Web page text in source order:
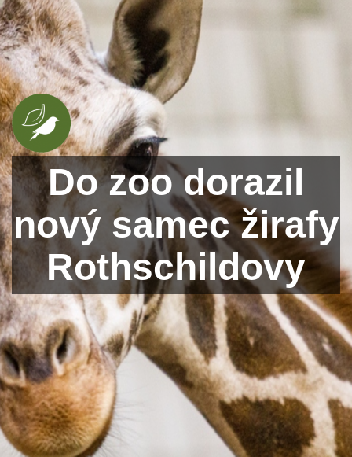
Do zoo dorazil
nový samec žirafy
Rothschildovy